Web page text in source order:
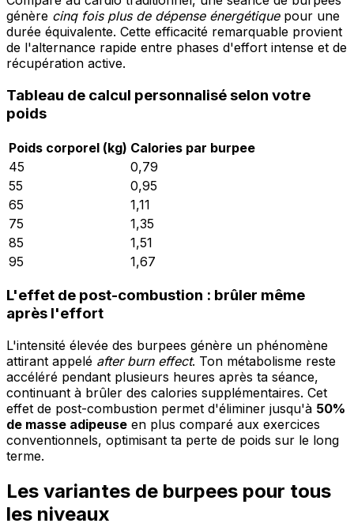
génère cinq fois plus de dépense énergétiquepour une
durée équivalente. Cette efficacité remarquable provient
de l'alternance rapide entre phases d'effort intense et de
récupération active.
Tableau de calcul personnalisé selon votre
poids
Poids corporel (kg) Calories par burpee
45
0,79
55
0,95
65
1,11
75
1,35
85
1,51
95
1,67
L'effet de post-combustion : brûler même
après l'effort
L'intensité élevée des burpees génère un phénomène
attirant appelé after burn effect. Ton métabolisme reste
accéléré pendant plusieurs heures après ta séance,
continuant à brûler des calories supplémentaires. Cet
effet de post-combustion permet d'éliminer jusqu'à 50%
de masse adipeuse en plus comparé aux exercices
conventionnels, optimisant ta perte de poids sur le long
terme.
Les variantes de burpees pour tous
les niveaux